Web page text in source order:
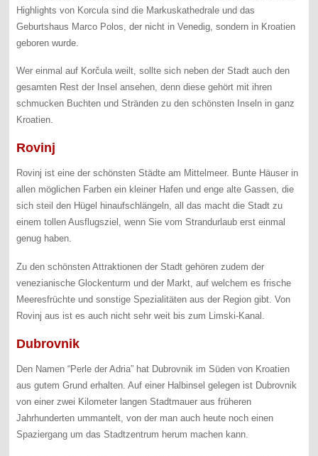
Highlights von Korcula sind die Markuskathedrale und das
Geburtshaus Marco Polos, der nicht in Venedig, sondern in Kroatien
geboren wurde.
Wer einmal auf Korčula weilt, sollte sich neben der Stadt auch den
gesamten Rest der Insel ansehen, denn diese gehört mit ihren
schmucken Buchten und Stränden zu den schönsten Inseln in ganz
Kroatien.
Rovinj
Rovinj ist eine der schönsten Städte am Mittelmeer. Bunte Häuser in
allen möglichen Farben ein kleiner Hafen und enge alte Gassen, die
sich steil den Hügel hinaufschlängeln, all das macht die Stadt zu
einem tollen Ausflugsziel, wenn Sie vom Strandurlaub erst einmal
genug haben.
Zu den schönsten Attraktionen der Stadt gehören zudem der
venezianische Glockenturm und der Markt, auf welchem es frische
Meeresfrüchte und sonstige Spezialitäten aus der Region gibt. Von
Rovinj aus ist es auch nicht sehr weit bis zum Limski-Kanal.
Dubrovnik
Den Namen “Perle der Adria” hat Dubrovnik im Süden von Kroatien
aus gutem Grund erhalten. Auf einer Halbinsel gelegen ist Dubrovnik
von einer zwei Kilometer langen Stadtmauer aus früheren
Jahrhunderten ummantelt, von der man auch heute noch einen
Spaziergang um das Stadtzentrum herum machen kann.